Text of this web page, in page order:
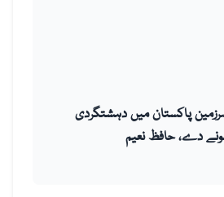
پاکستان میں دہشتگردی
دے، حافظ نعیم